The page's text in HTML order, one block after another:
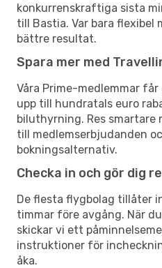
konkurrenskraftiga sista
till Bastia. Var bara flexibel
bättre resultat.
Spara mer med
Våra Prime-medlemmar
upp till hundratals euro
biluthyrning. Res smartare
till medlemserbjudanden
bokningsalternativ.
Checka in och gör dig
De flesta flygbolag tillåter
timmar före avgång. När
skickar vi ett
instruktioner för
åka.